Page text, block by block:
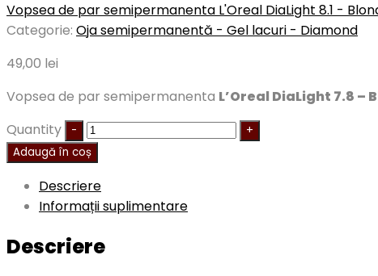
Vopsea de par semipermanenta L'Oreal DiaLight 8.1 -
Categorie: Oja semipermanentă - Gel lacuri - Diamond
49,00 lei
Vopsea de par semipermanenta L’Oreal DiaLight 7.8 –
Quantity
Adaugă în coș
Descriere
Informații suplimentare
Descriere